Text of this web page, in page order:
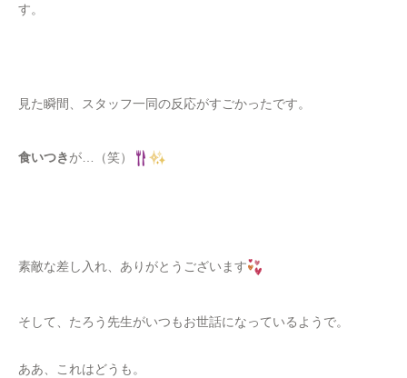
す。
見た瞬間、スタッフ一同の反応がすごかったです。
食いつきが…（笑）
素敵な差し入れ、ありがとうございます
そして、たろう先生がいつもお世話になっているようで。
ああ、これはどうも。